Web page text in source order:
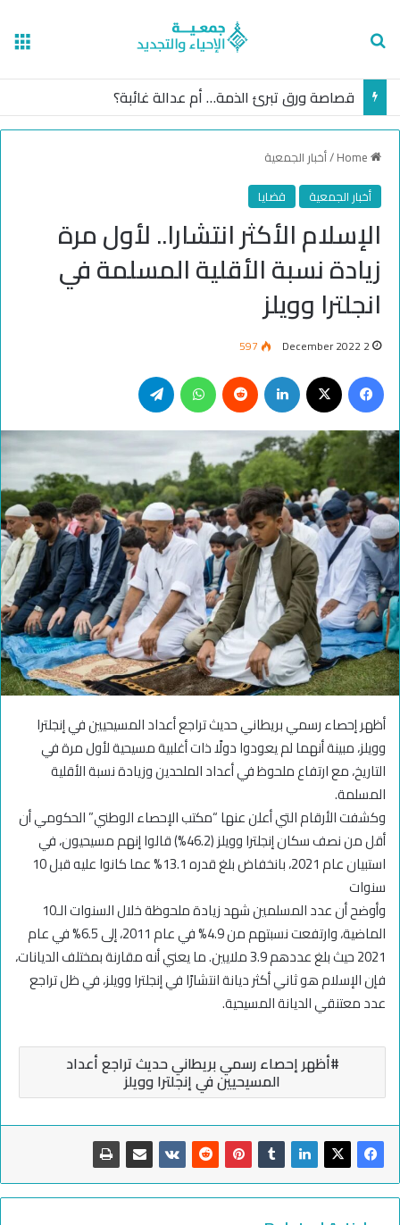
قصاصة ورق تبرئ الذمة… أم عدالة غائبة؟
/أخبار الجمعية
أخبار الجمعية
قضايا
الإسلام الأكثر انتشارا.. لأول مرة
زيادة نسبة الأقلية المسلمة في
انجلترا وويلز
2 December 2022
597
Facebook
LinkedIn
Reddit
WhatsApp
أظهر إحصاء رسمي بريطاني حديث تراجع أعداد المسيحيين في إنجلترا
وويلز، مبينة أنهما لم يعودوا دولًا ذات أغلبية مسيحية لأول مرة في
التاريخ، مع ارتفاع ملحوظ في أعداد الملحدين وزيادة نسبة الأقلية
المسلمة.
وكشفت الأرقام التي أعلن عنها “مكتب الإحصاء الوطني” الحكومي أن
أقل من نصف سكان إنجلترا وويلز (46.2%) قالوا إنهم مسيحيون، في
استبيان عام 2021، بانخفاض بلغ قدره 13.1% عما كانوا عليه قبل 10
سنوات
وأوضح أن عدد المسلمين شهد زيادة ملحوظة خلال السنوات الـ10
الماضية، وارتفعت نسبتهم من 4.9% في عام 2011، إلى 6.5% في عام
2021 حيث بلغ عددهم 3.9 ملايين. ما يعني أنه مقارنة بمختلف الديانات،
فإن الإسلام هو ثاني أكثر ديانة انتشارًا في إنجلترا وويلز، في ظل تراجع
عدد معتنقي الديانة المسيحية.
أظهر إحصاء رسمي بريطاني حديث تراجع أعداد
المسيحيين في إنجلترا وويلز